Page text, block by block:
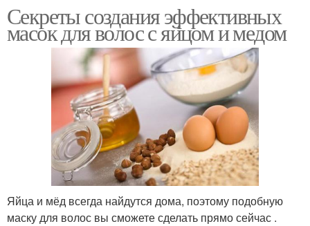
Секреты создания эффективных
масок для волос с яйцом и медом
Яйца и мёд всегда найдутся дома, поэтому подобную
маску для волос вы сможете сделать прямо сейчас .